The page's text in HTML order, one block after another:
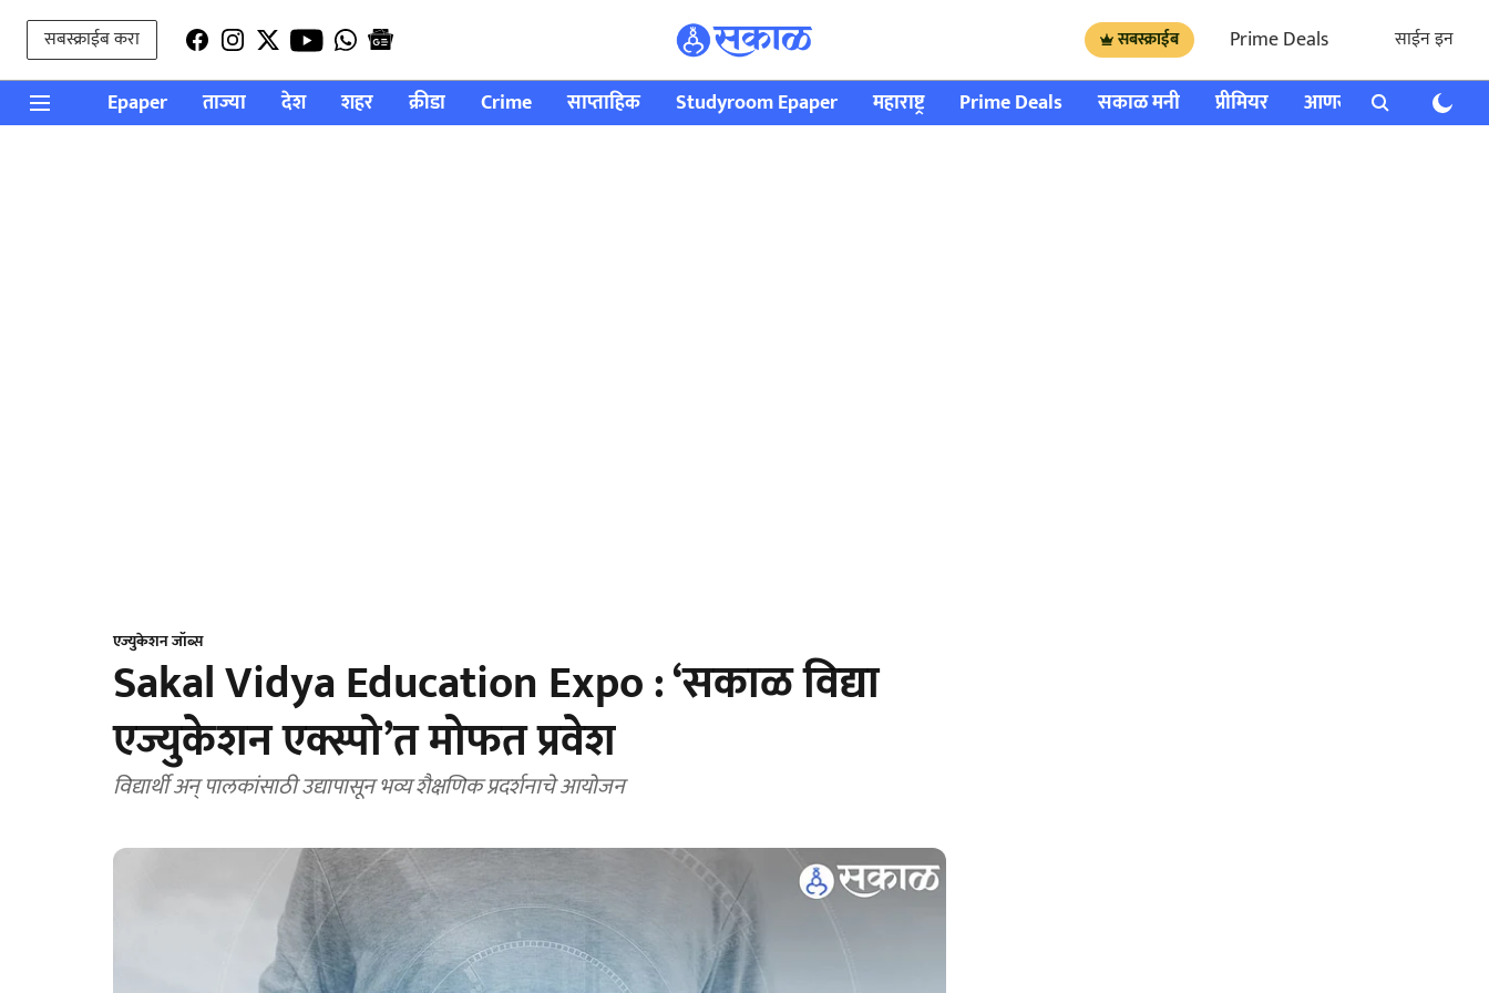
सबस्क्राईब करा सबस्क्राईब Prime Deals साईन इन
Epaper ताज्या देश शहर क्रीडा Crime साप्ताहिक Studyroom Epaper महाराष्ट्र Prime Deals सकाळ मनी प्रीमियर आणखी राशी भविष्य
एज्युकेशन जॉब्स
Sakal Vidya Education Expo : ‘सकाळ विद्या
एज्युकेशन एक्स्पो’त मोफत प्रवेश
विद्यार्थी अन् पालकांसाठी उद्यापासून भव्य शैक्षणिक प्रदर्शनाचे आयोजन